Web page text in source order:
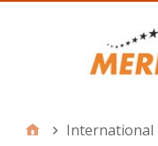
International